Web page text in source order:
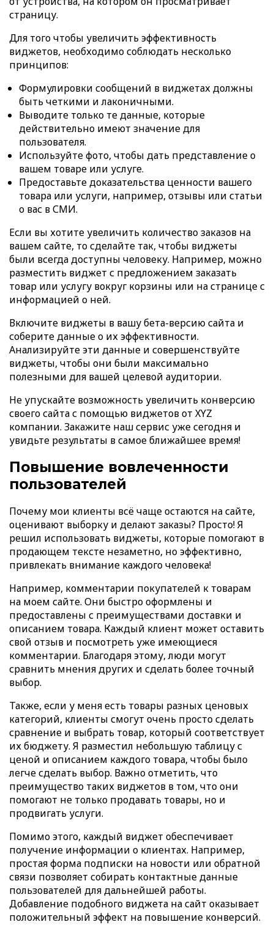
страницу.
Для того чтобы увеличить эффективность
виджетов, необходимо соблюдать несколько
принципов:
Формулировки сообщений в виджетах должны
быть четкими и лаконичными.
Выводите только те данные, которые
действительно имеют значение для
пользователя.
Используйте фото, чтобы дать представление о
вашем товаре или услуге.
Предоставьте доказательства ценности вашего
товара или услуги, например, отзывы или статьи
о вас в СМИ.
Если вы хотите увеличить количество заказов на
вашем сайте, то сделайте так, чтобы виджеты
были всегда доступны человеку. Например, можно
разместить виджет с предложением заказать
товар или услугу вокруг корзины или на странице с
информацией о ней.
Включите виджеты в вашу бета-версию сайта и
соберите данные о их эффективности.
Анализируйте эти данные и совершенствуйте
виджеты, чтобы они были максимально
полезными для вашей целевой аудитории.
Не упускайте возможность увеличить конверсию
своего сайта с помощью виджетов от XYZ
компании. Закажите наш сервис уже сегодня и
увидьте результаты в самое ближайшее время!
Повышение вовлеченности
пользователей
Почему мои клиенты всё чаще остаются на сайте,
оценивают выборку и делают заказы? Просто! Я
решил использовать виджеты, которые помогают в
продающем тексте незаметно, но эффективно,
привлекать внимание каждого человека!
Например, комментарии покупателей к товарам
на моем сайте. Они быстро оформлены и
предоставлены с преимуществами доставки и
описанием товара. Каждый клиент может оставить
свой отзыв и посмотреть уже имеющиеся
комментарии. Благодаря этому, люди могут
сравнить мнения других и сделать более точный
выбор.
Также, если у меня есть товары разных ценовых
категорий, клиенты смогут очень просто сделать
сравнение и выбрать товар, который соответствует
их бюджету. Я разместил небольшую таблицу с
ценой и описанием каждого товара, чтобы было
легче сделать выбор. Важно отметить, что
преимущество таких виджетов в том, что они
помогают не только продавать товары, но и
продвигать услуги.
Помимо этого, каждый виджет обеспечивает
получение информации о клиентах. Например,
простая форма подписки на новости или обратной
связи позволяет собирать контактные данные
пользователей для дальнейшей работы.
Добавление подобного виджета на сайт оказывает
положительный эффект на повышение конверсий.